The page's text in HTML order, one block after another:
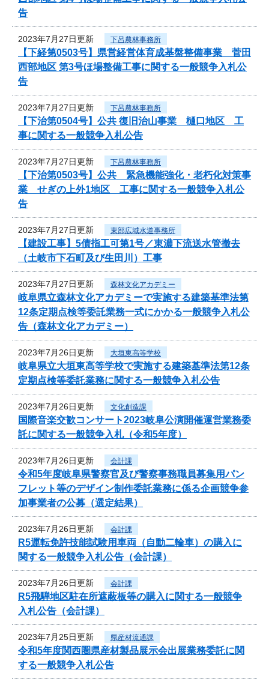
告
2023年7月27日更新 下呂農林事務所
【下経第0503号】県営経営体育成基盤整備事業 菅田
西部地区 第3号ほ場整備工事に関する一般競争入札公
告
2023年7月27日更新 下呂農林事務所
【下治第0504号】公共 復旧治山事業 樋口地区 工
事に関する一般競争入札公告
2023年7月27日更新 下呂農林事務所
【下治第0503号】公共 緊急機能強化・老朽化対策事
業 せぎの上外1地区 工事に関する一般競争入札公
告
2023年7月27日更新 東部広域水道事務所
【建設工事】5債指工可第1号／東濃下流送水管撤去
（土岐市下石町及び生田川）工事
2023年7月27日更新 森林文化アカデミー
岐阜県立森林文化アカデミーで実施する建築基準法第
12条定期点検等委託業務一式にかかる一般競争入札公
告（森林文化アカデミー）
2023年7月26日更新 大垣東高等学校
岐阜県立大垣東高等学校で実施する建築基準法第12条
定期点検等委託業務に関する一般競争入札公告
2023年7月26日更新 文化創造課
国際音楽交歓コンサート2023岐阜公演開催運営業務委
託に関する一般競争入札（令和5年度）
2023年7月26日更新 会計課
令和5年度岐阜県警察官及び警察事務職員募集用パン
フレット等のデザイン制作委託業務に係る企画競争参
加事業者の公募（選定結果）
2023年7月26日更新 会計課
R5運転免許技能試験用車両（自動二輪車）の購入に
関する一般競争入札公告（会計課）
2023年7月26日更新 会計課
R5飛騨地区駐在所遮蔽板等の購入に関する一般競争
入札公告（会計課）
2023年7月25日更新 県産材流通課
令和5年度関西圏県産材製品展示会出展業務委託に関
する一般競争入札公告